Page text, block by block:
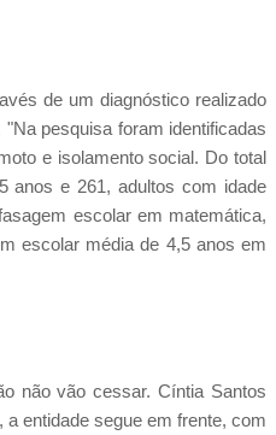
de um diagnóstico realizado
pesquisa foram identificadas
e isolamento social. Do total
anos e 261, adultos com idade
escolar em matemática,
escolar média de 4,5 anos em
não vão cessar. Cíntia Santos
entidade segue em frente, com